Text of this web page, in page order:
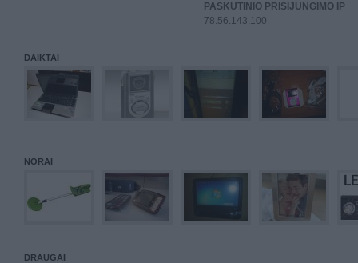
PASKUTINIO PRISIJUNGIMO IP
78.56.143.100
DAIKTAI
NORAI
DRAUGAI